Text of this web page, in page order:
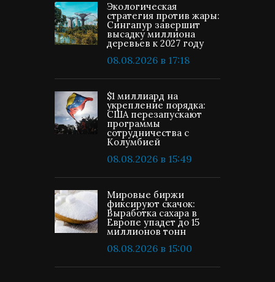
Экологическая
стратегия против жары:
Сингапур завершит
высадку миллиона
деревьев к 2027 году
08.08.2026 в 17:18
$1 миллиард на
укрепление порядка:
США перезапускают
программы
сотрудничества с
Колумбией
08.08.2026 в 15:49
Мировые биржи
фиксируют скачок:
Выработка сахара в
Европе упадет до 15
миллионов тонн
08.08.2026 в 15:00